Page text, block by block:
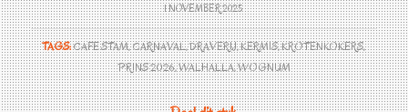
1 NOVEMBER 2025
TAGS:CAFE STAM,CARNAVAL,DRAVERIJ,KERMIS,KROTENKOKERS,
PRINS 2026,WALHALLA,WOGNUM